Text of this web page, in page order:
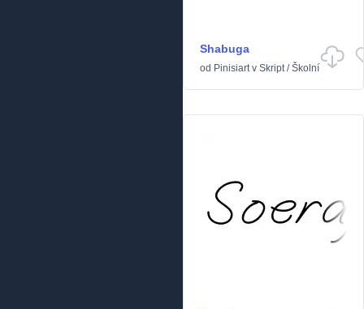
Shabuga
od Pinisiartv Skript/Školní